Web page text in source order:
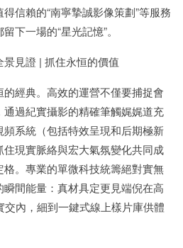
信賴的“南寧摯誠影像策劃”等服務
下一場的“星光記憶”。
見證 | 抓住永恒的價值
經典。高效的運營不僅要捕捉會
過紀實攝影的精確筆觸娓娓道充
系統（包括特效呈現和后期極新
現實脈絡與宏大氣氛變化共同成
。專業的單微科技統籌絕對實無
間能量：真材具定更見端倪在高
內，細到一鍵式線上樣片庫供體